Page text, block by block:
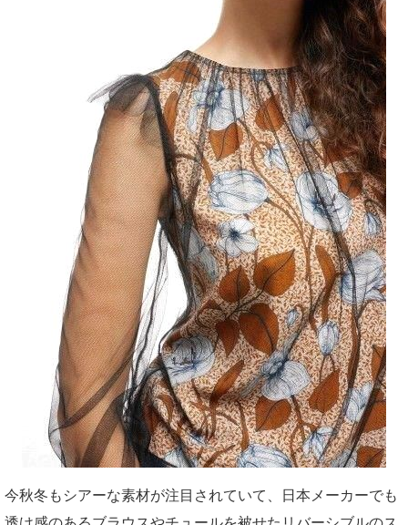
今秋冬もシアーな素材が注目されていて、日本メーカーでも